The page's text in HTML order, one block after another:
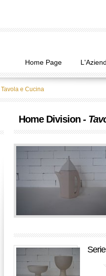
Home Page
Tavola e Cucina
Home Division -